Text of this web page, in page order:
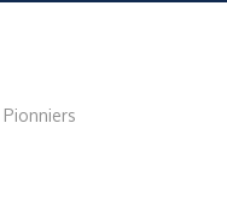
Pionniers